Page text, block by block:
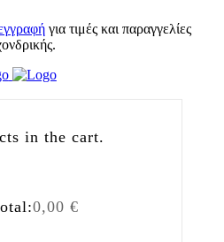
για τιμές και παραγγελίες
in the cart.
0,00 €